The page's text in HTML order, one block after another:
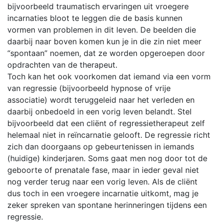
bijvoorbeeld traumatisch ervaringen uit vroegere
incarnaties bloot te leggen die de basis kunnen
vormen van problemen in dit leven. De beelden die
daarbij naar boven komen kun je in die zin niet meer
“spontaan” noemen, dat ze worden opgeroepen door
opdrachten van de therapeut.
Toch kan het ook voorkomen dat iemand via een vorm
van regressie (bijvoorbeeld hypnose of vrije
associatie) wordt teruggeleid naar het verleden en
daarbij onbedoeld in een vorig leven belandt. Stel
bijvoorbeeld dat een cliënt of regressietherapeut zelf
helemaal niet in reïncarnatie gelooft. De regressie richt
zich dan doorgaans op gebeurtenissen in iemands
(huidige) kinderjaren. Soms gaat men nog door tot de
geboorte of prenatale fase, maar in ieder geval niet
nog verder terug naar een vorig leven. Als de cliënt
dus toch in een vroegere incarnatie uitkomt, mag je
zeker spreken van spontane herinneringen tijdens een
regressie.